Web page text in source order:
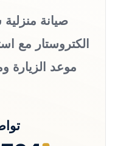
صيانة
الكتروستار مع
موعد الزيارة